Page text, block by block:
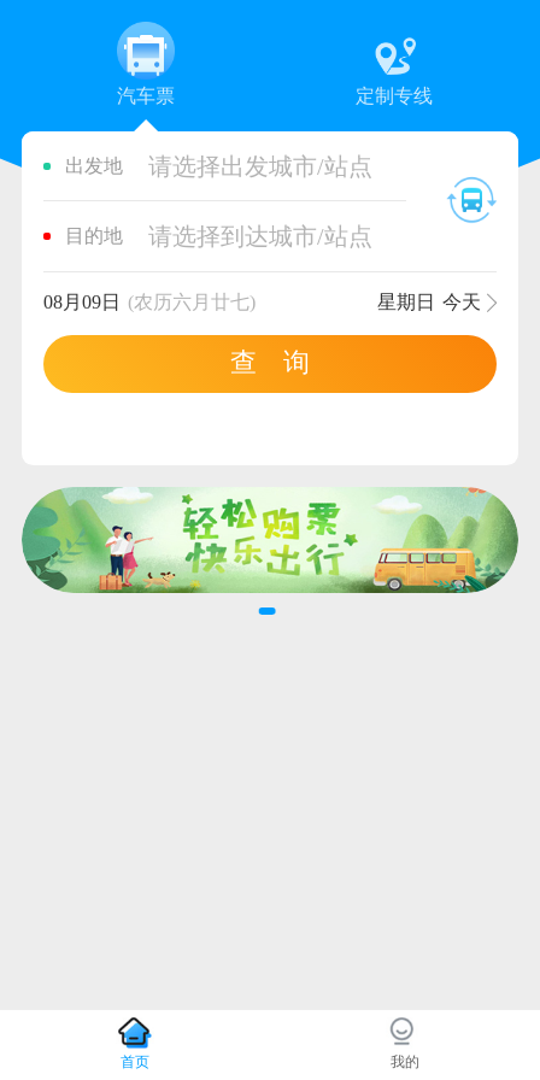
汽车票 定制专线
出发地 请选择出发城市/站点
目的地 请选择到达城市/站点
08月09日 (农历六月廿七) 星期日 今天
查 询
首页 我的